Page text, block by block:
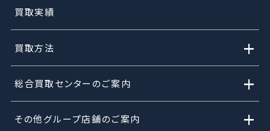
買取実績
買取方法 +
総合買取センターのご案内 +
その他グループ店舗のご案内 +